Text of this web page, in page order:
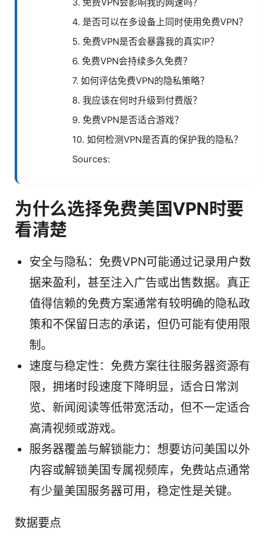
4. 是否可以在多设备上同时使用免费VPN？
5. 免费VPN是否会暴露我的真实IP？
6. 免费VPN会持续多久免费？
7. 如何评估免费VPN的隐私策略？
8. 我应该在何时升级到付费版？
9. 免费VPN是否适合游戏？
10. 如何检测VPN是否真的保护我的隐私？
Sources:
为什么选择免费美国VPN时要
看清楚
安全与隐私：免费VPN可能通过记录用户数
据来盈利，甚至注入广告或出售数据。真正
值得信赖的免费方案通常有较明确的隐私政
策和不保留日志的承诺，但仍可能有使用限
制。
速度与稳定性：免费方案往往服务器资源有
限，拥堵时段速度下降明显，适合日常浏
览、新闻阅读等低带宽活动，但不一定适合
高清视频或游戏。
服务器覆盖与解锁能力：想要访问美国以外
内容或解锁美国专属视频库，免费站点通常
有少量美国服务器可用，稳定性是关键。
数据要点